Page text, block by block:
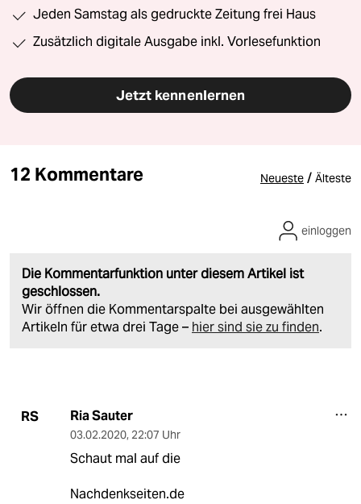
Jeden Samstag als gedruckte Zeitung frei Haus
Zusätzlich digitale Ausgabe inkl. Vorlesefunktion
Jetzt kennenlernen
12 Kommentare Neueste / Älteste
Die Kommentarfunktion unter diesem Artikel ist
geschlossen.
Wir öffnen die Kommentarspalte bei ausgewählten
Artikeln für etwa drei Tage – hier sind sie zu finden.
einloggen
RS Ria Sauter
03.02.2020, 22:07 Uhr
Schaut mal auf die
Nachdenkseiten.de